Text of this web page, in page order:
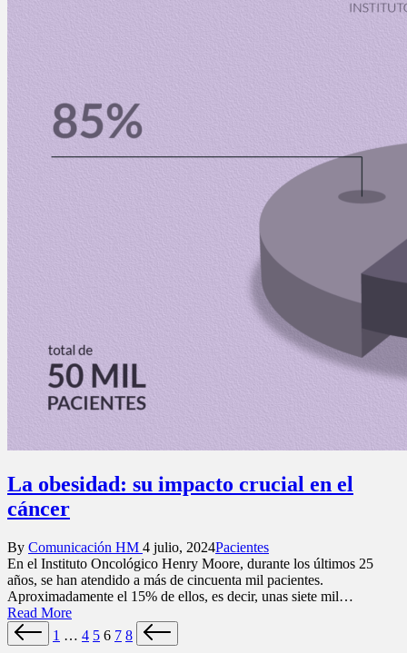
La obesidad: su impacto crucial en el
cáncer
Posted
by
By Comunicación HM 4 julio, 2024Posted
in
Pacientes
En el Instituto Oncológico Henry Moore, durante los últimos 25
años, se han atendido a más de cincuenta mil pacientes.
Aproximadamente el 15% de ellos, es decir, unas siete mil…
Read More
Paginación
Previous
page
1 … 4 5 6 7 8 Next
page